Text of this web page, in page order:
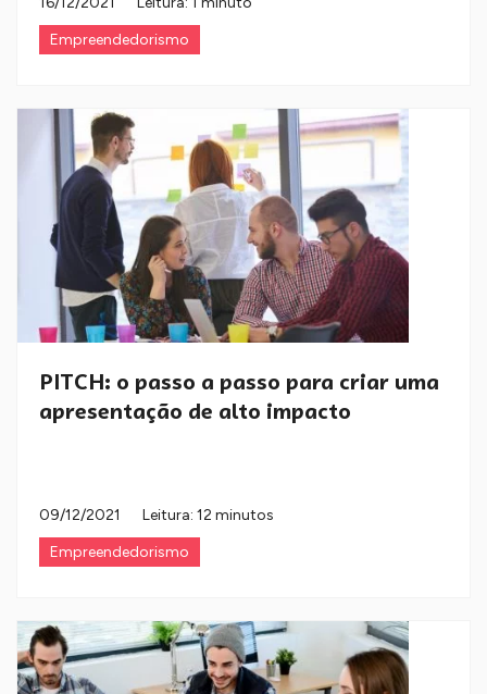
Empreendedorismo
PITCH: o passo a passo para criar uma
apresentação de alto impacto
09/12/2021
Leitura: 12 minutos
Empreendedorismo